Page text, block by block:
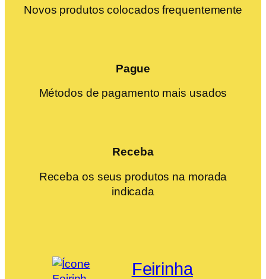
Novos produtos colocados frequentemente
Pague
Métodos de pagamento mais usados
Receba
Receba os seus produtos na morada
indicada
Feirinha